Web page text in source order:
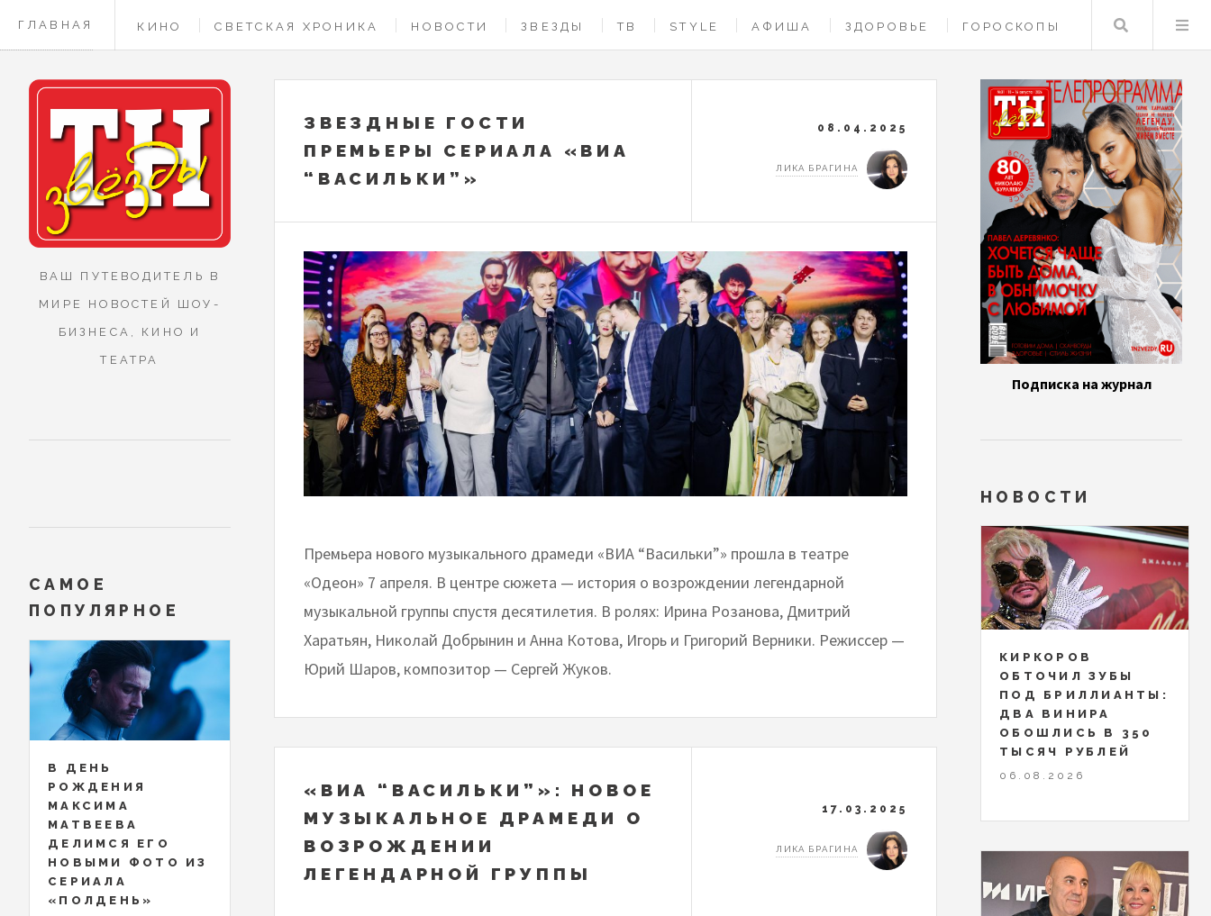
ГЛАВНАЯ КИНО СВЕТСКАЯ ХРОНИКА НОВОСТИ ЗВЕЗДЫ ТВ STYLE АФИША ЗДОРОВЬЕ ГОРОСКОПЫ
КОНТАКТЫ
Поиск
ЗВЕЗДНЫЕ ГОСТИ
ПРЕМЬЕРЫ СЕРИАЛА «ВИА
“ВАСИЛЬКИ”»
08.04.2025
ЛИКА БРАГИНА
Премьера нового музыкального драмеди «ВИА “Васильки”» прошла в театре
«Одеон» 7 апреля. В центре сюжета — история о возрождении легендарной
музыкальной группы спустя десятилетия. В ролях: Ирина Розанова, Дмитрий
Харатьян, Николай Добрынин и Анна Котова, Игорь и Григорий Верники. Режиссер —
Юрий Шаров, композитор — Сергей Жуков.
«ВИА “ВАСИЛЬКИ”»: НОВОЕ
МУЗЫКАЛЬНОЕ ДРАМЕДИ О
ВОЗРОЖДЕНИИ
ЛЕГЕНДАРНОЙ ГРУППЫ
17.03.2025
ЛИКА БРАГИНА
ВАШ ПУТЕВОДИТЕЛЬ В
МИРЕ НОВОСТЕЙ ШОУ-
БИЗНЕСА, КИНО И
ТЕАТРА
САМОЕ
ПОПУЛЯРНОЕ
В ДЕНЬ
РОЖДЕНИЯ
МАКСИМА
МАТВЕЕВА
ДЕЛИМСЯ ЕГО
НОВЫМИ ФОТО ИЗ
СЕРИАЛА
«ПОЛДЕНЬ»
Подписка на журнал
НОВОСТИ
КИРКОРОВ
ОБТОЧИЛ ЗУБЫ
ПОД БРИЛЛИАНТЫ:
ДВА ВИНИРА
ОБОШЛИСЬ В 350
ТЫСЯЧ РУБЛЕЙ
06.08.2026